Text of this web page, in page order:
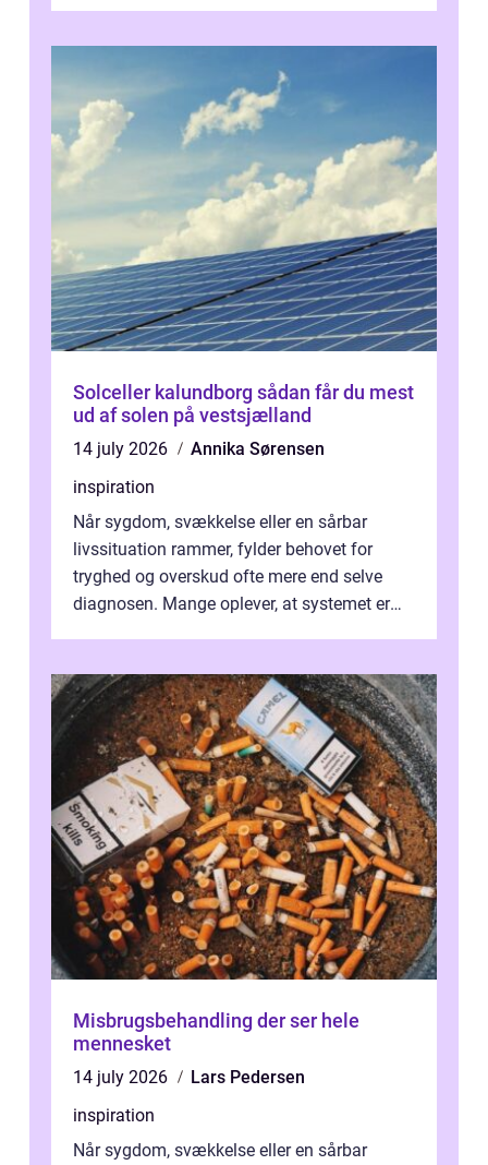
Solceller kalundborg sådan får du mest
ud af solen på vestsjælland
14 july 2026
Annika Sørensen
inspiration
Når sygdom, svækkelse eller en sårbar
livssituation rammer, fylder behovet for
tryghed og overskud ofte mere end selve
diagnosen. Mange oplever, at systemet er
Misbrugsbehandling der ser hele
mennesket
14 july 2026
Lars Pedersen
inspiration
Når sygdom, svækkelse eller en sårbar